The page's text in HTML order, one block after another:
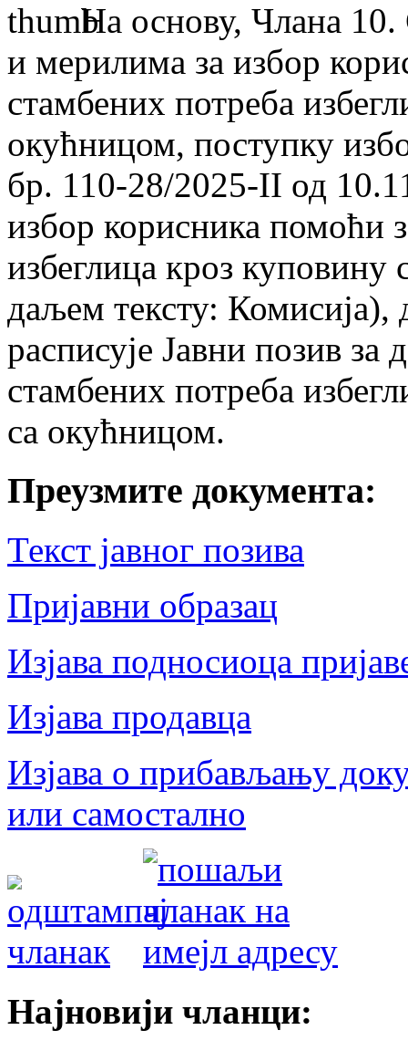
На основу, Члана
и мерилима за избор
стамбених потреба
окућницом, поступку
бр. 110-28/2025-II од
избор корисника помоћи
избеглица кроз куповину
даљем тексту: Комисија),
расписује Јавни позив
стамбених потреба
са окућницом.
Преузмите документа:
Текст јавног позива
Пријавни образац
Изјава подносиоца
Изјава продавца
Изјава о прибављању
или самостално
Најновији чланци: